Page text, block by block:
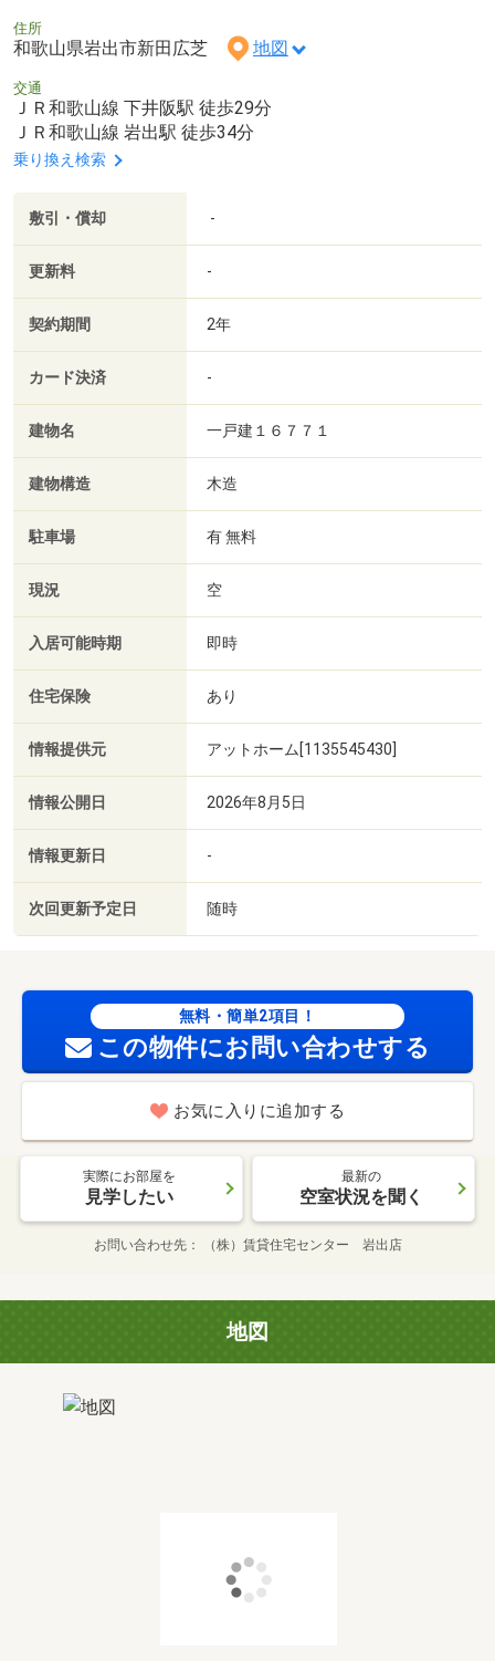
住所
和歌山県岩出市新田広芝 地図
交通
ＪＲ和歌山線 下井阪駅 徒歩29分
ＪＲ和歌山線 岩出駅 徒歩34分
乗り換え検索
敷引・償却 -
更新料 -
契約期間 2年
カード決済 -
建物名 一戸建１６７７１
建物構造 木造
駐車場 有 無料
現況 空
入居可能時期 即時
住宅保険 あり
情報提供元 アットホーム[1135545430]
情報公開日 2026年8月5日
情報更新日 -
次回更新予定日 随時
無料・簡単2項目！
この物件にお問い合わせする
お気に入りに追加する
実際にお部屋を
見学したい
最新の
空室状況を聞く
お問い合わせ先 （株）賃貸住宅センター 岩出店
地図